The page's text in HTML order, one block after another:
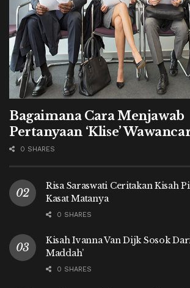
Bagaimana Cara Menjawab
Pertanyaan ‘Klise’
0 SHARES
Risa Saraswati Ceritakan Kisah
Kasat Matanya
0 SHARES
Kisah Ivanna Van Dijk Sosok
Maddah’
0 SHARES